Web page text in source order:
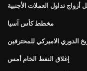
أزواج تداول العملات الأجنبية
مخطط كأس آسيا
الدوري الاميركي للمحترفين
إغلاق النفط الخام أمس